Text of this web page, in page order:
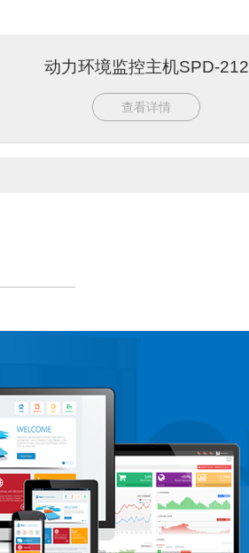
动力环境监控主机SPD-212
查看详情